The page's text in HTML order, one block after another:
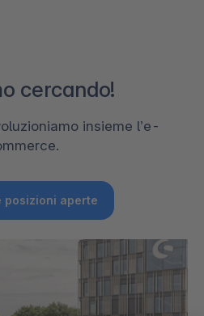
cercando!
insieme l’e-
posizioni aperte